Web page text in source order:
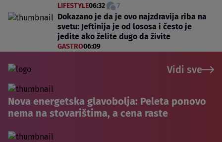
LIFESTYLE06:32 7
Dokazano je da je ovo najzdravija riba na
svetu: Jeftinija je od lososa i često je
jedite ako želite dugo da živite
GASTRO06:09
Vidi sve
Nova energetska glavobolja: Peleta ponovo
nema na stovarištima, a cena raste